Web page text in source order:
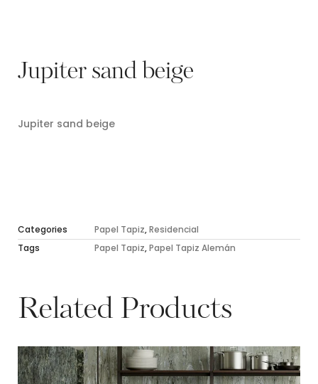
Jupiter sand beige
Jupiter sand beige
Categories Papel Tapiz,Residencial
Tags
Papel Tapiz,Papel Tapiz Alemán
Related Products